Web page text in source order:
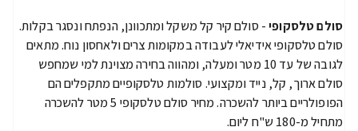
סולם טלסקופי- סולם קיר קל משקל ומתכוונן, הנפתח ונסגר בקלות.
סולם טלסקופי אידיאלי לעבודה במקומות צרים ולאחסון נוח. מתאים
לגובה של עד 10 מטר ומעלה, ומהווה בחירה מצוינת למי שמחפש
סולם ארוך, קל, נייד ומקצועי. סולמות טלסקופיים מתקפלים הם
הפופולריים ביותר להשכרה. מחיר סולם טלסקופי 5 מטר להשכרה
מתחיל מ-180 ש"ח ליום.